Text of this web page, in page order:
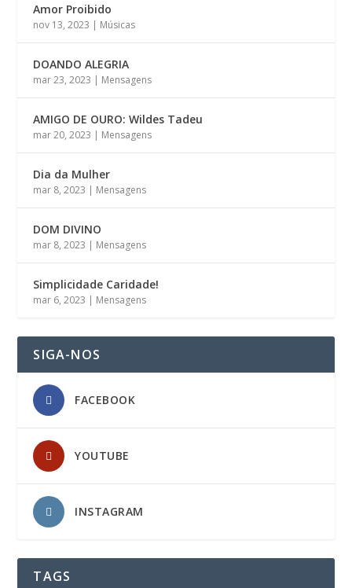
Amor Proibido
nov 13, 2023 | Músicas
DOANDO ALEGRIA
mar 23, 2023 | Mensagens
AMIGO DE OURO: Wildes Tadeu
mar 20, 2023 | Mensagens
Dia da Mulher
mar 8, 2023 | Mensagens
DOM DIVINO
mar 8, 2023 | Mensagens
Simplicidade Caridade!
mar 6, 2023 | Mensagens
SIGA-NOS
FACEBOOK
YOUTUBE
INSTAGRAM
TAGS